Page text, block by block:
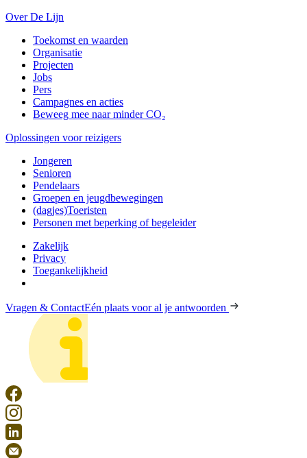
Over De Lijn
Toekomst en waarden
Organisatie
Projecten
Jobs
Pers
Campagnes en acties
Beweeg mee naar minder CO₂
Oplossingen voor reizigers
Jongeren
Senioren
Pendelaars
Groepen en jeugdbewegingen
(dagjes)Toeristen
Personen met beperking of begeleider
Zakelijk
Privacy
Toegankelijkheid
Vragen & ContactEén plaats voor al je antwoorden